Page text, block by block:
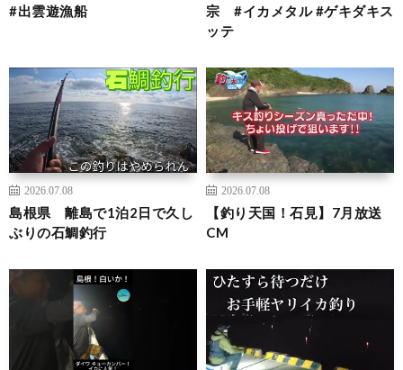
#出雲遊漁船
宗 #イカメタル #ゲキダキス
ッテ
2026.07.08
島根県 離島で1泊2日で久し
ぶりの石鯛釣行
2026.07.08
【釣り天国！石見】7月放送
CM